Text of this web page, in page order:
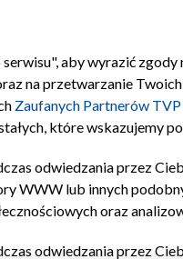
Regulamin TVP
aby wyrazić
na przetwarzanie
Zaufanych Partnerów
które wskazujemy
odwiedzania przez
WWW lub innych
oraz
odwiedzania przez